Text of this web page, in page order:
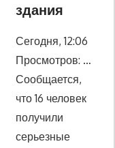
здания
Сегодня, 12:06
Просмотров: …
Сообщается,
что 16 человек
получили
серьезные